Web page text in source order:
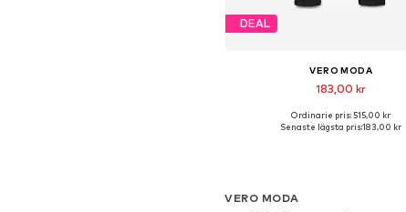
DEAL
VERO MODA
183,00 kr
Tillgänglig i många storlekar
Ordinarie pris: 515,00 kr
Senaste lägsta pris:183,00 kr
VERO MODA